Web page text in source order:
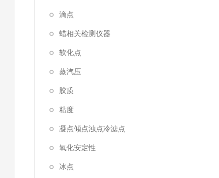
滴点
蜡相关检测仪器
软化点
蒸汽压
胶质
粘度
凝点傾点浊点冷滤点
氧化安定性
冰点